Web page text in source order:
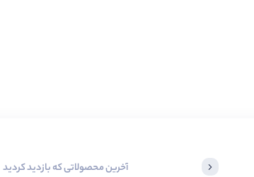
آخرین محصولاتی که بازدید کردید